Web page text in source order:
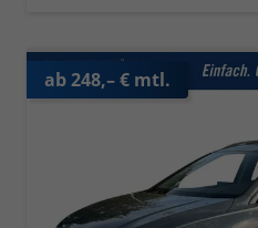
ab 248,– € mtl.